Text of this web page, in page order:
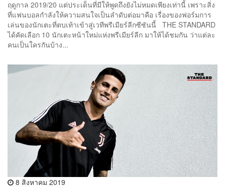
ฤดูกาล 2019/20 แต่ประเด็นที่มีให้พูดถึงยังไม่หมดเพียงเท่านี้ เพราะสิ่ง
ที่แฟนบอลกำลังให้ความสนใจเป็นลำดับต่อมาคือ เรื่องของฟอร์มการ
เล่นของนักเตะที่ตบเท้าเข้าสู่เวทีพรีเมียร์ลีกซีซันนี้ THE STANDARD
ได้คัดเลือก 10 นักเตะหน้าใหม่แห่งพรีเมียร์ลีก มาให้ได้ชมกัน ว่าแต่ละ
คนเป็นใครกันบ้าง...
8 สิงหาคม 2019